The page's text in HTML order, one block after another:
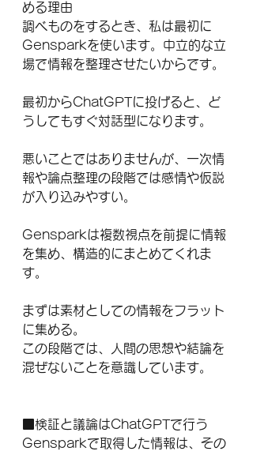
める理由
調べものをするとき、私は最初に
Gensparkを使います。中立的な立
場で情報を整理させたいからです。
最初からChatGPTに投げると、ど
うしてもすぐ対話型になります。
悪いことではありませんが、一次情
報や論点整理の段階では感情や仮説
が入り込みやすい。
Gensparkは複数視点を前提に情報
を集め、構造的にまとめてくれま
す。
まずは素材としての情報をフラット
に集める。
この段階では、人間の思想や結論を
混ぜないことを意識しています。
■検証と議論はChatGPTで行う
Gensparkで取得した情報は、その